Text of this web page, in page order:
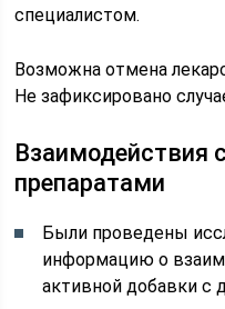
специалистом.
Возможна отмена
Не зафиксировано
Взаимодействия
препаратами
Были проведены
информацию о
активной добавки с